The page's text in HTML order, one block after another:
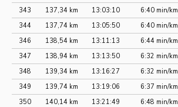
343
137,34 km 13:03:10 6:40 min/km
344
137,74 km 13:05:50 6:40 min/km
346
138,54 km 13:11:13 6:44 min/km
347
138,94 km 13:13:50 6:32 min/km
348
139,34 km 13:16:27 6:32 min/km
349
139,74 km 13:19:06 6:37 min/km
350
140,14 km 13:21:49 6:48 min/km